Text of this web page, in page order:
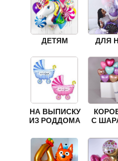
ДЛЯ
ДЕТЯМ
НА ВЫПИСКУ
ИЗ РОДДОМА
С